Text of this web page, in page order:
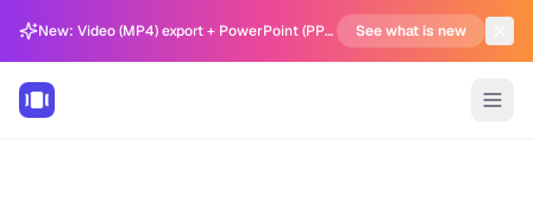
New: Video (MP4) export + PowerPoint (PPTX) support in Carousel Generator See what is new